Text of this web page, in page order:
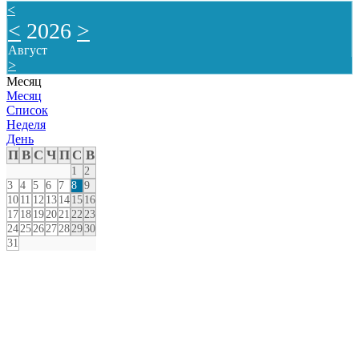
<
< 2026 >
Август
>
Месяц
Месяц
Список
Неделя
День
П В С Ч ПС В
1
2
3 4 5 6 7 8 9
10 11 12 13 14 15 16
17 18 19 20 21 22 23
24 25 26 27 28 2930
31